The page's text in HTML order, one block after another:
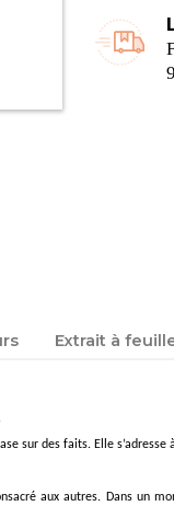
Extrait à
sur des faits. Elle
aux autres. Dans un